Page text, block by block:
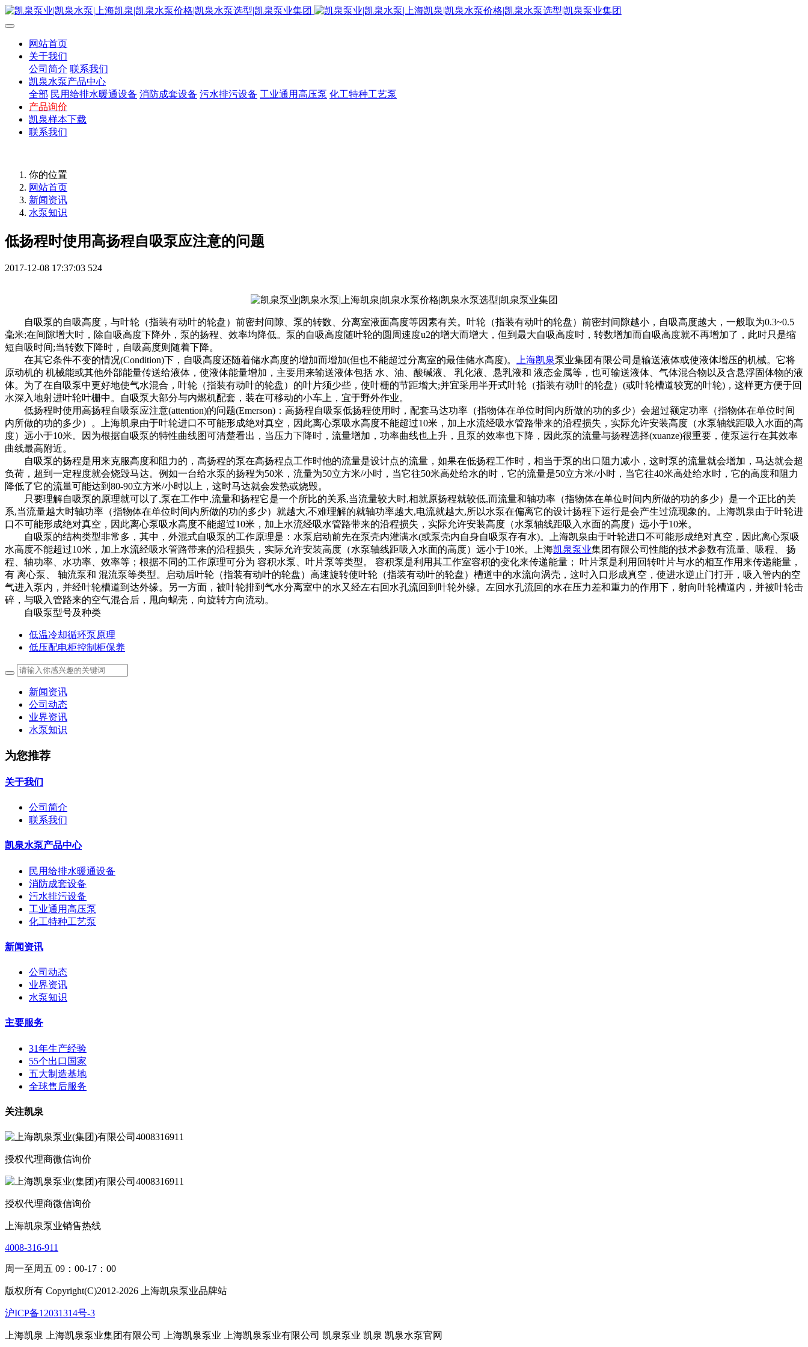
网站首页
关于我们
公司简介 联系我们
凯泉水泵产品中心
全部 民用给排水暖通设备 消防成套设备 污水排污设备 工业通用高压泵 化工特种工艺泵
产品询价
凯泉样本下载
联系我们
你的位置
网站首页
新闻资讯
水泵知识
低扬程时使用高扬程自吸泵应注意的问题
2017-12-08 17:37:03 524
自吸泵的自吸高度，与叶轮（指装有动叶的轮盘）前密封间隙、泵的转数、分离室液面高度等因素有关。叶轮（指装有动叶的轮盘）前密封间隙越小，自吸高度越大，一般取为0.3~0.5
毫米;在间隙增大时，除自吸高度下降外，泵的扬程、效率均降低。泵的自吸高度随叶轮的圆周速度u2的增大而增大，但到最大自吸高度时，转数增加而自吸高度就不再增加了，此时只是缩
短自吸时间;当转数下降时，自吸高度则随着下降。
在其它条件不变的情况(Condition)下，自吸高度还随着储水高度的增加而增加(但也不能超过分离室的最佳储水高度)。
上海凯泉泵业集团有限公司是输送液体或使液体增压的机械。它将
原动机的 机械能或其他外部能量传送给液体，使液体能量增加，主要用来输送液体包括 水、油、酸碱液、 乳化液、悬乳液和 液态金属等，也可输送液体、气体混合物以及含悬浮固体物的液
体。为了在自吸泵中更好地使气水混合，叶轮（指装有动叶的轮盘）的叶片须少些，使叶栅的节距增大;并宜采用半开式叶轮（指装有动叶的轮盘）(或叶轮槽道较宽的叶轮)，这样更方便于回
水深入地射进叶轮叶栅中。自吸泵大部分与内燃机配套，装在可移动的小车上，宜于野外作业。
低扬程时使用高扬程自吸泵应注意(attention)的问题(Emerson)：高扬程自吸泵低扬程使用时，配套马达功率（指物体在单位时间内所做的功的多少）会超过额定功率（指物体在单位时间
内所做的功的多少）。上海凯泉由于叶轮进口不可能形成绝对真空，因此离心泵吸水高度不能超过10米，加上水流经吸水管路带来的沿程损失，实际允许安装高度（水泵轴线距吸入水面的高
度）远小于10米。因为根据自吸泵的特性曲线图可清楚看出，当压力下降时，流量增加，功率曲线也上升，且泵的效率也下降，因此泵的流量与扬程选择(xuanze)很重要，使泵运行在其效率
曲线最高附近。
自吸泵的扬程是用来克服高度和阻力的，高扬程的泵在高扬程点工作时他的流量是设计点的流量，如果在低扬程工作时，相当于泵的出口阻力减小，这时泵的流量就会增加，马达就会超
负荷，超到一定程度就会烧毁马达。例如一台给水泵的扬程为50米，流量为50立方米/小时，当它往50米高处给水的时，它的流量是50立方米/小时，当它往40米高处给水时，它的高度和阻力
降低了它的流量可能达到80-90立方米/小时以上，这时马达就会发热或烧毁。
只要理解自吸泵的原理就可以了,泵在工作中,流量和扬程它是一个所比的关系,当流量较大时,相就原扬程就较低,而流量和轴功率（指物体在单位时间内所做的功的多少）是一个正比的关
系,当流量越大时轴功率（指物体在单位时间内所做的功的多少）就越大,不难理解的就轴功率越大,电流就越大,所以水泵在偏离它的设计扬程下运行是会产生过流现象的。上海凯泉由于叶轮进
口不可能形成绝对真空，因此离心泵吸水高度不能超过10米，加上水流经吸水管路带来的沿程损失，实际允许安装高度（水泵轴线距吸入水面的高度）远小于10米。
自吸泵的结构类型非常多，其中，外混式自吸泵的工作原理是：水泵启动前先在泵壳内灌满水(或泵壳内自身自吸泵存有水)。上海凯泉由于叶轮进口不可能形成绝对真空，因此离心泵吸
水高度不能超过10米，加上水流经吸水管路带来的沿程损失，实际允许安装高度（水泵轴线距吸入水面的高度）远小于10米。上海凯泉泵业集团有限公司性能的技术参数有流量、吸程、 扬
程、轴功率、水功率、效率等；根据不同的工作原理可分为 容积水泵、叶片泵等类型。 容积泵是利用其工作室容积的变化来传递能量； 叶片泵是利用回转叶片与水的相互作用来传递能量，
有 离心泵、 轴流泵和 混流泵等类型。启动后叶轮（指装有动叶的轮盘）高速旋转使叶轮（指装有动叶的轮盘）槽道中的水流向涡壳，这时入口形成真空，使进水逆止门打开，吸入管内的空
气进入泵内，并经叶轮槽道到达外缘。另一方面，被叶轮排到气水分离室中的水又经左右回水孔流回到叶轮外缘。左回水孔流回的水在压力差和重力的作用下，射向叶轮槽道内，并被叶轮击
碎，与吸入管路来的空气混合后，甩向蜗壳，向旋转方向流动。
自吸泵型号及种类
低温冷却循环泵原理
低压配电柜控制柜保养
新闻资讯
公司动态
业界资讯
水泵知识
为您推荐
关于我们
公司简介
联系我们
凯泉水泵产品中心
民用给排水暖通设备
消防成套设备
污水排污设备
工业通用高压泵
化工特种工艺泵
新闻资讯
公司动态
业界资讯
水泵知识
主要服务
31年生产经验
55个出口国家
五大制造基地
全球售后服务
关注凯泉
授权代理商微信询价
授权代理商微信询价
上海凯泉泵业销售热线
4008-316-911
周一至周五 09：00-17：00
版权所有 Copyright(C)2012-2026 上海凯泉泵业品牌站
沪ICP备12031314号-3
上海凯泉 上海凯泉泵业集团有限公司 上海凯泉泵业 上海凯泉泵业有限公司 凯泉泵业 凯泉 凯泉水泵官网